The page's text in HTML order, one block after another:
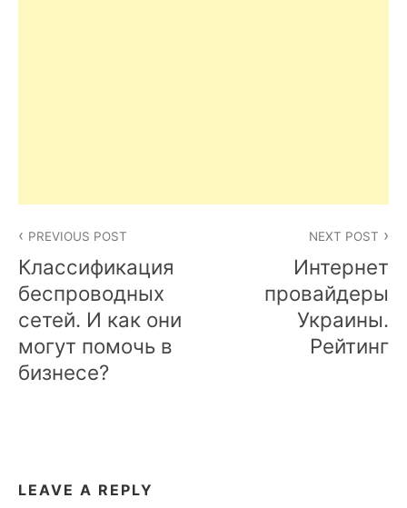
navigation
PREVIOUS POST
Классификация
беспроводных
сетей. И как они
могут помочь в
бизнесе?
NEXT POST
Интернет
провайдеры
Украины.
Рейтинг
LEAVE A REPLY